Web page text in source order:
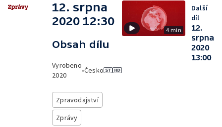
12. srpna
2020 12:30
Obsah dílu
Vyrobeno
2020
•Česko
Zpravodajství
Zprávy
4 min
Další
díl
12.
srpna
2020
13:00